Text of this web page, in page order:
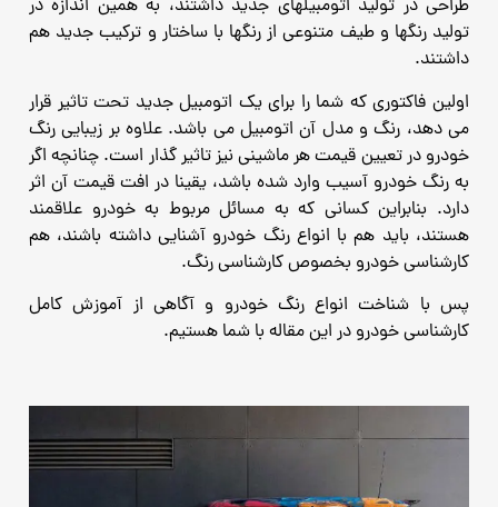
طراحی در تولید اتومبیلهای جدید داشتند، به همین اندازه در
تولید رنگها و طیف متنوعی از رنگها با ساختار و ترکیب جدید هم
داشتند.
اولین فاکتوری که شما را برای یک اتومبیل جدید تحت تاثیر قرار
می دهد، رنگ و مدل آن اتومبیل می باشد. علاوه بر زیبایی رنگ
خودرو در تعیین قیمت هر ماشینی نیز تاثیر گذار است. چنانچه اگر
به رنگ خودرو آسیب وارد شده باشد، یقینا در افت قیمت آن اثر
دارد. بنابراین کسانی که به مسائل مربوط به خودرو علاقمند
هستند، باید هم با انواع رنگ خودرو آشنایی داشته باشند، هم
کارشناسیخودرو بخصوص کارشناسی رنگ.
پس با شناخت انواع رنگ خودرو و آگاهی از آموزش کامل
کارشناسی خودرو در این مقاله با شما هستیم.